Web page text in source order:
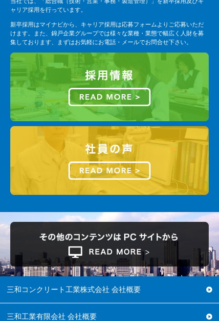
ャリア採用を行っています。
新卒採用はマイナビから、キャリア採用は応募フォームよりご応募いただ
けます。また、錦戸企業グループでは様々な業種・業態で幅広く人財を募
集しております、まずはお気軽にお電話・メールでお問合せ下さい。
三和コンクリート工業株式会社 会社概要
三和工業有限会社 会社概要